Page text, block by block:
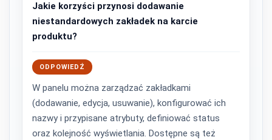
Jakie korzyści przynosi dodawanie
niestandardowych zakładek na karcie
produktu?
ODPOWIEDŹ
W panelu można zarządzać zakładkami
(dodawanie, edycja, usuwanie), konfigurować ich
nazwy i przypisane atrybuty, definiować status
oraz kolejność wyświetlania. Dostępne są też